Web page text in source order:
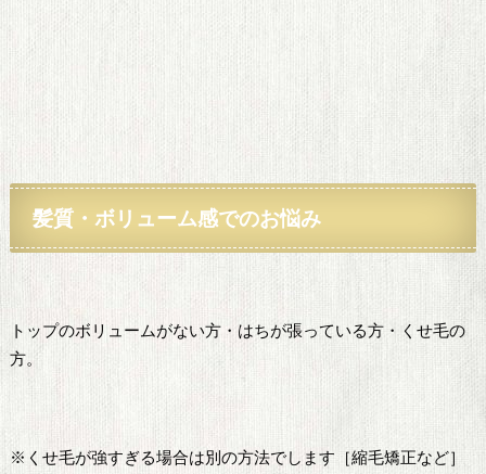
髪質 ・ボリューム感でのお悩み
トップのボリュームがない方・はちが張っている方・くせ毛の
方。
※くせ毛が強すぎる場合は別の方法でします［縮毛矯正など］